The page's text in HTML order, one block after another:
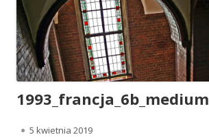
1993_francja_6b_medium
Opublikowano
5 kwietnia 2019